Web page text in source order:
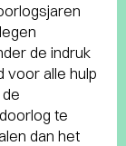
de indruk
voor alle hulp
te
dan het